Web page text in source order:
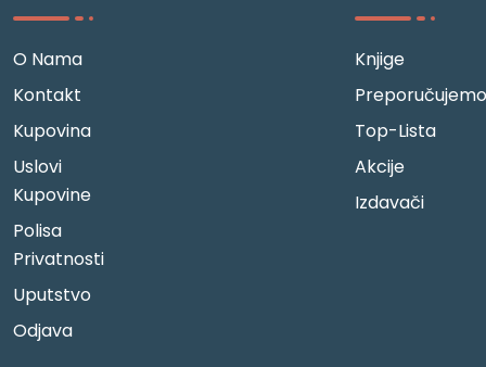
O Nama
Kontakt
Kupovina
Uslovi
Kupovine
Polisa
Privatnosti
Uputstvo
Odjava
Knjige
Preporučujemo
Top-Lista
Akcije
Izdavači